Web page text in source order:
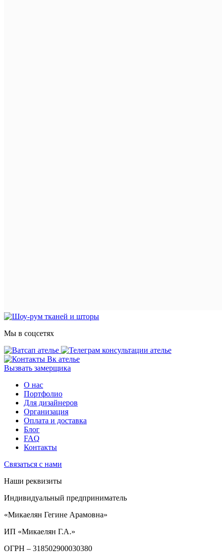
Мы в соцсетях
Вызвать замерщика
О нас
Портфолио
Для дизайнеров
Организация
Оплата и доставка
Блог
FAQ
Контакты
Связаться с нами
Наши реквизиты
Индивидуальный предприниматель
«Микаелян Гегине Арамовна»
ИП «Микаелян Г.А.»
ОГРН – 318502900030380